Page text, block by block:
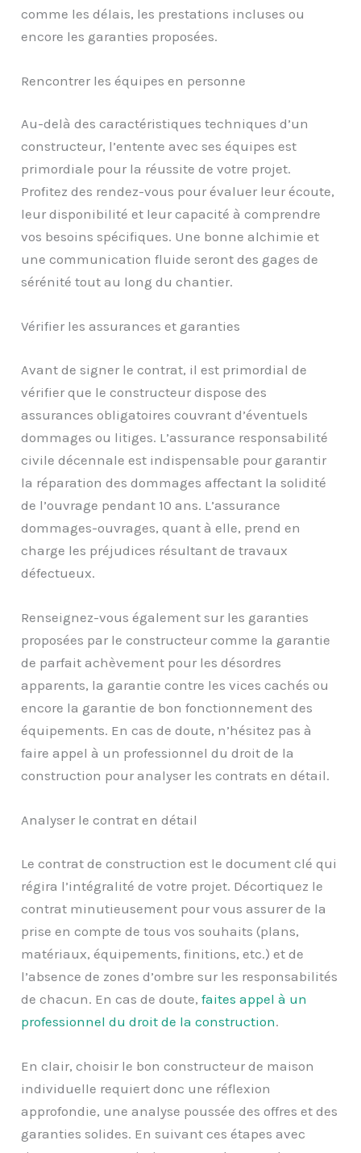
comme les délais, les prestations incluses ou
encore les garanties proposées.
Rencontrer les équipes en personne
Au-delà des caractéristiques techniques d’un
constructeur, l’entente avec ses équipes est
primordiale pour la réussite de votre projet.
Profitez des rendez-vous pour évaluer leur écoute,
leur disponibilité et leur capacité à comprendre
vos besoins spécifiques. Une bonne alchimie et
une communication fluide seront des gages de
sérénité tout au long du chantier.
Vérifier les assurances et garanties
Avant de signer le contrat, il est primordial de
vérifier que le constructeur dispose des
assurances obligatoires couvrant d’éventuels
dommages ou litiges. L’assurance responsabilité
civile décennale est indispensable pour garantir
la réparation des dommages affectant la solidité
de l’ouvrage pendant 10 ans. L’assurance
dommages-ouvrages, quant à elle, prend en
charge les préjudices résultant de travaux
défectueux.
Renseignez-vous également sur les garanties
proposées par le constructeur comme la garantie
de parfait achèvement pour les désordres
apparents, la garantie contre les vices cachés ou
encore la garantie de bon fonctionnement des
équipements. En cas de doute, n’hésitez pas à
faire appel à un professionnel du droit de la
construction pour analyser les contrats en détail.
Analyser le contrat en détail
Le contrat de construction est le document clé qui
régira l’intégralité de votre projet. Décortiquez le
contrat minutieusement pour vous assurer de la
prise en compte de tous vos souhaits (plans,
matériaux, équipements, finitions, etc.) et de
l’absence de zones d’ombre sur les responsabilités
de chacun. En cas de doute,faites appel à un
professionnel du droit de la construction.
En clair, choisir le bon constructeur de maison
individuelle requiert donc une réflexion
approfondie, une analyse poussée des offres et des
garanties solides. En suivant ces étapes avec